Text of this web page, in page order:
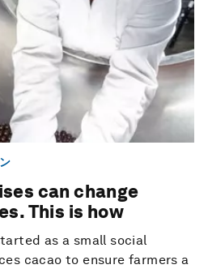
can change
This is how
as a small social
cacao to ensure farmers a